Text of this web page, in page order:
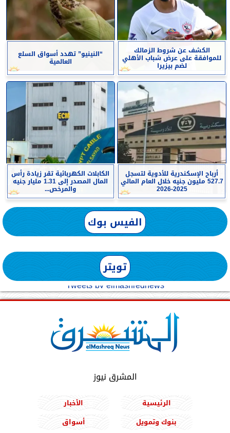
الكشف عن شروط الزمالك
للموافقة على عرض شباب الأهلي
لضم بيزيرا
“النينيو” تهدد أسواق السلع
العالمية
أرباح الإسكندرية للأدوية لتسجل
527.7 مليون جنيه خلال العام المالي
2025-2026
الكابلات الكهربائية تقر زيادة رأس
المال المصدر إلى 1.31 مليار جنيه
والمرخص...
الفيس بوك
تويتر
Tweets by elmashreqnews
المشرق نيوز
الرئيسية
الأخبار
بنوك وتمويل
أسواق